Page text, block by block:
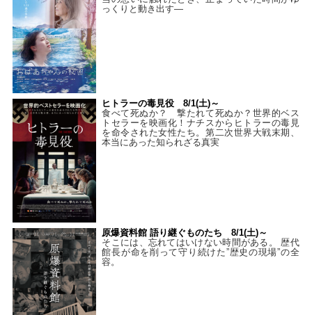
っくりと動き出す―
ヒトラーの毒見役 8/1(土)～
食べて死ぬか？ 撃たれて死ぬか？世界的ベス
トセラーを映画化！ナチスからヒトラーの毒見
を命令された女性たち。第二次世界大戦末期、
本当にあった知られざる真実
原爆資料館 語り継ぐものたち 8/1(土)～
そこには、忘れてはいけない時間がある。 歴代
館長が命を削って守り続けた”歴史の現場”の全
容。